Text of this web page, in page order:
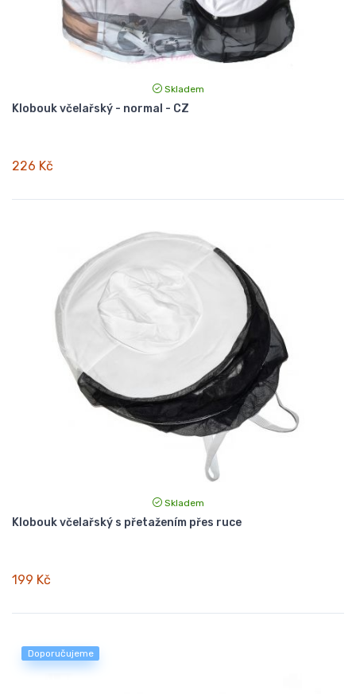
Skladem
Klobouk včelařský - normal - CZ
226 Kč
Skladem
Klobouk včelařský s přetažením přes ruce
199 Kč
Doporučujeme